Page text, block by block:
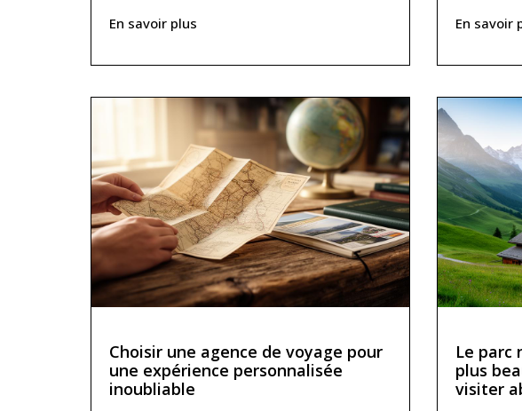
En savoir plus
En savoir
Choisir une agence de voyage pour
une expérience personnalisée
inoubliable
Le parc
plus
visiter